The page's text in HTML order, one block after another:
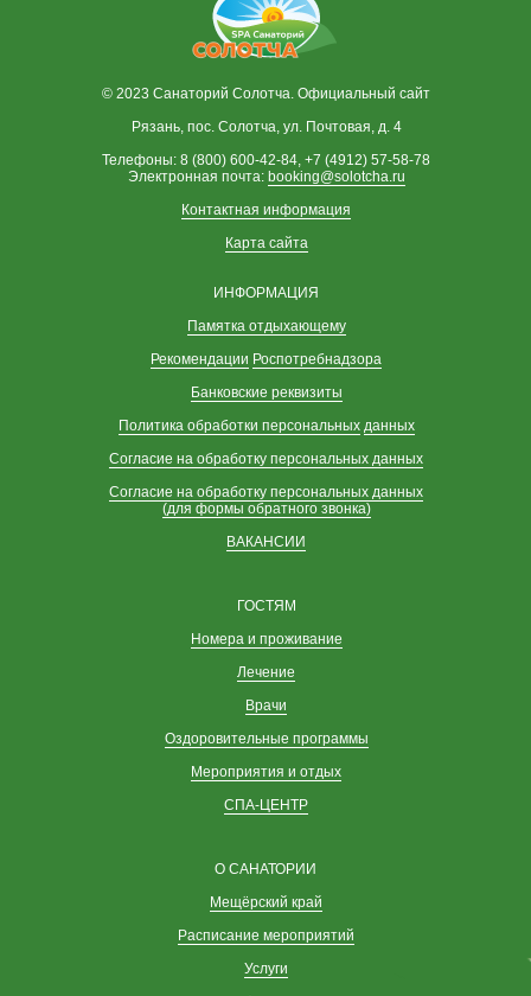
© 2023 Санаторий Солотча. Официальный сайт
Рязань, пос. Солотча, ул. Почтовая, д. 4
Телефоны: 8 (800) 600-42-84, +7 (4912) 57-58-78
Электронная почта: booking@solotcha.ru
Контактная информация
Карта сайта
ИНФОРМАЦИЯ
Памятка отдыхающему
Рекомендации Роспотребнадзора
Банковские реквизиты
Политика обработки персональных данных
Согласие на обработку персональных данных
Согласие на обработку персональных данных
(для формы обратного звонка)
ВАКАНСИИ
ГОСТЯМ
Номера и проживание
Лечение
Врачи
Оздоровительные программы
Мероприятия и отдых
СПА-ЦЕНТР
О САНАТОРИИ
Мещёрский край
Расписание мероприятий
Услуги